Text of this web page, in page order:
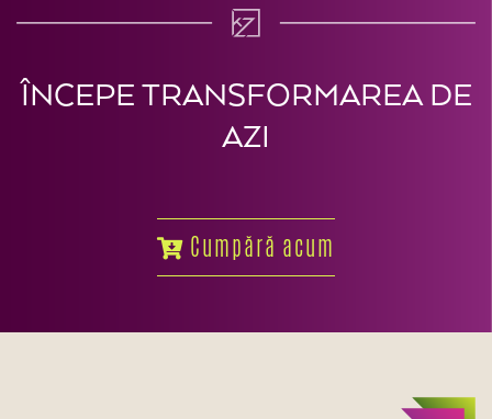
ÎNCEPE TRANSFORMAREA DE
AZI
Cumpără acum